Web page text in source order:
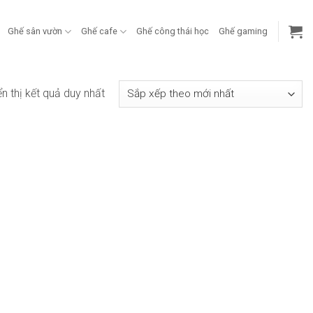
Ghế sân vườn Ghế cafe Ghế công thái học Ghế gaming
thị kết quả duy nhất